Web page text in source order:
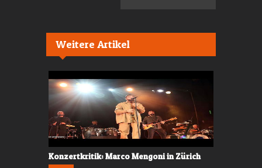
Weitere Artikel
Konzertkritik: Marco Mengoni in Zürich